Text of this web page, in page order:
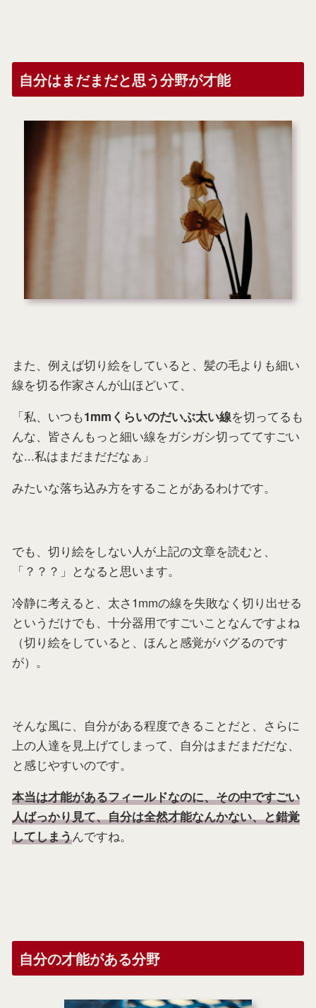
自分はまだまだと思う分野が才能
また、例えば切り絵をしていると、髪の毛よりも細い
線を切る作家さんが山ほどいて、
「私、いつも1mmくらいのだいぶ太い線を切ってるも
んな、皆さんもっと細い線をガシガシ切っててすごい
な...私はまだまだだなぁ」
みたいな落ち込み方をすることがあるわけです。
でも、切り絵をしない人が上記の文章を読むと、
「？？？」となると思います。
冷静に考えると、太さ1mmの線を失敗なく切り出せる
というだけでも、十分器用ですごいことなんですよね
（切り絵をしていると、ほんと感覚がバグるのです
が）。
そんな風に、自分がある程度できることだと、さらに
上の人達を見上げてしまって、自分はまだまだだな、
と感じやすいのです。
本当は才能があるフィールドなのに、その中ですごい
人ばっかり見て、自分は全然才能なんかない、と錯覚
してしまうんですね。
自分の才能がある分野